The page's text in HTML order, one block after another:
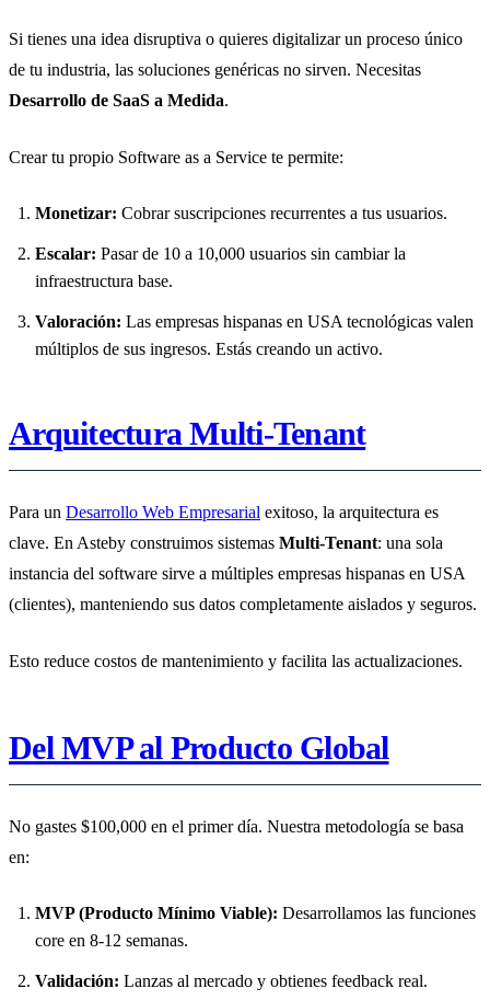
Si tienes una idea disruptiva o quieres digitalizar un proceso único
de tu industria, las soluciones genéricas no sirven. Necesitas
Desarrollo de SaaS a Medida.
Crear tu propio Software as a Service te permite:
Monetizar: Cobrar suscripciones recurrentes a tus usuarios.
Escalar: Pasar de 10 a 10,000 usuarios sin cambiar la
infraestructura base.
Valoración: Las empresas hispanas en USA tecnológicas valen
múltiplos de sus ingresos. Estás creando un activo.
Arquitectura Multi-Tenant
Para un Desarrollo Web Empresarial exitoso, la arquitectura es
clave. En Asteby construimos sistemas Multi-Tenant: una sola
instancia del software sirve a múltiples empresas hispanas en USA
(clientes), manteniendo sus datos completamente aislados y seguros.
Esto reduce costos de mantenimiento y facilita las actualizaciones.
Del MVP al Producto Global
No gastes $100,000 en el primer día. Nuestra metodología se basa
en:
MVP (Producto Mínimo Viable): Desarrollamos las funciones
core en 8-12 semanas.
Validación: Lanzas al mercado y obtienes feedback real.